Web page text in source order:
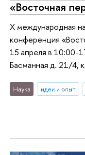
«Восточная
X международная
конференция
15 апреля в 10:00-
Басманная д. 21/4,
Наука идеи и опыт